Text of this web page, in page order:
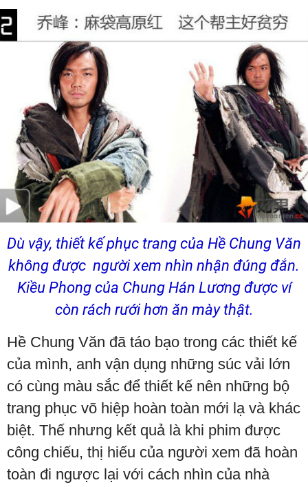
Dù vậy, thiết kế phục trang của Hề Chung Văn
không được người xem nhìn nhận đúng đắn.
Kiều Phong của Chung Hán Lương được ví
còn rách rưới hơn ăn mày thật.
Hề Chung Văn đã táo bạo trong các thiết kế
của mình, anh vận dụng những súc vải lớn
có cùng màu sắc để thiết kế nên những bộ
trang phục võ hiệp hoàn toàn mới lạ và khác
biệt. Thế nhưng kết quả là khi phim được
công chiếu, thị hiếu của người xem đã hoàn
toàn đi ngược lại với cách nhìn của nhà